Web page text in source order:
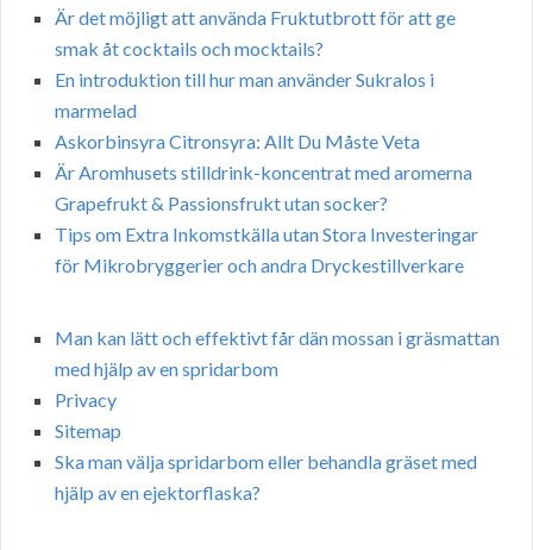
Är det möjligt att använda Fruktutbrott för att ge
smak åt cocktails och mocktails?
En introduktion till hur man använder Sukralos i
marmelad
Askorbinsyra Citronsyra: Allt Du Måste Veta
Är Aromhusets stilldrink-koncentrat med aromerna
Grapefrukt & Passionsfrukt utan socker?
Tips om Extra Inkomstkälla utan Stora Investeringar
för Mikrobryggerier och andra Dryckestillverkare
Man kan lätt och effektivt får dän mossan i gräsmattan
med hjälp av en spridarbom
Privacy
Sitemap
Ska man välja spridarbom eller behandla gräset med
hjälp av en ejektorflaska?